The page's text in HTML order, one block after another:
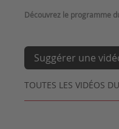
Découvrez le programme
TOUTES LES VIDÉOS
Suggérer une